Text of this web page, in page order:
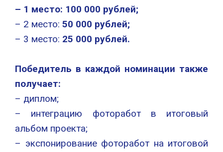
– 1 место: 100 000 рублей;
– 2 место: 50 000 рублей;
– 3 место: 25 000 рублей.
Победитель в каждой номинации также
получает:
– диплом;
– интеграцию фоторабот в итоговый
альбом проекта;
– экспонирование фоторабот на итоговой